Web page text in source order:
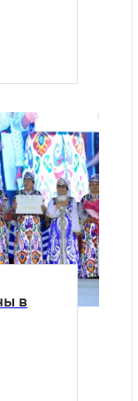
в